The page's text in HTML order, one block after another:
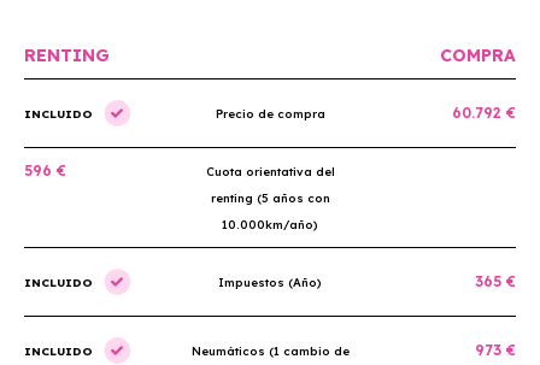
RENTING COMPRA
INCLUIDO Precio de compra 60.792 €
596 €
Cuota orientativa del
renting (5 años con
10.000km/año)
INCLUIDO Impuestos (Año) 365 €
INCLUIDO
Neumáticos (1 cambio de
973 €